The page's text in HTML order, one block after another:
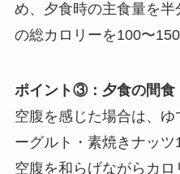
め、夕食時の主食量を
の総カロリーを100〜
ポイント③：夕食の間食
空腹を感じた場合は、
ーグルト・素焼きナッ
空腹を和らげながらカ